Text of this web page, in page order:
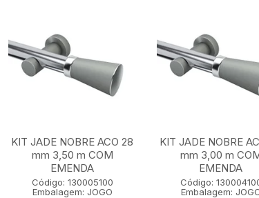
KIT JADE NOBRE ACO 28
mm 3,50 m COM
EMENDA
Código: 130005100
Embalagem: JOGO
KIT JADE NOBRE
mm 3,00 m
EMENDA
Código:
Embalagem: